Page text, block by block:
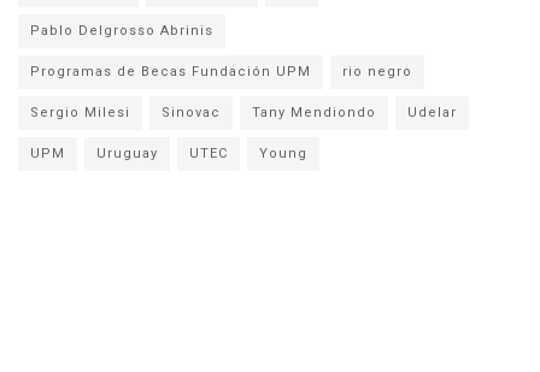
Pablo Delgrosso Abrinis
Programas de Becas Fundación UPM rio negro
Sergio Milesi Sinovac Tany Mendiondo Udelar
UPM Uruguay UTEC Young